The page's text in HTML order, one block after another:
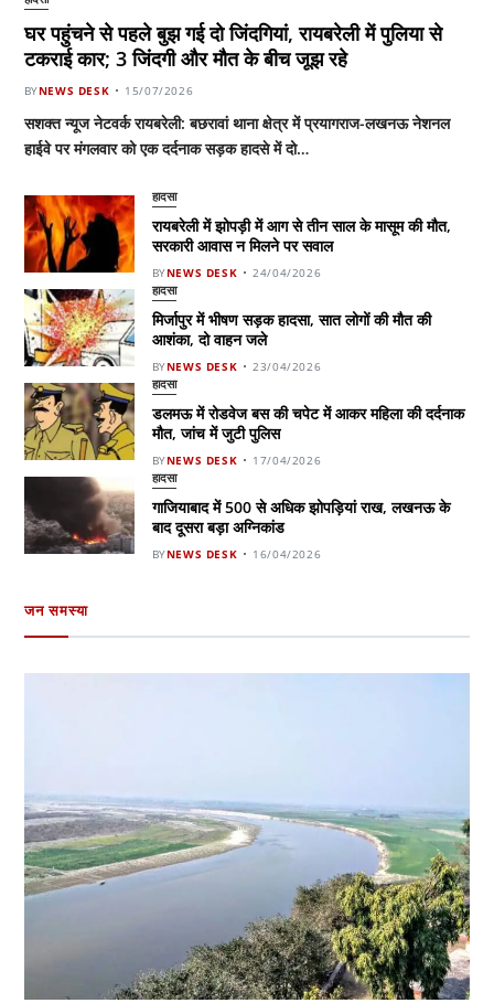
घर पहुंचने से पहले बुझ गई दो जिंदगियां, रायबरेली में पुलिया से
टकराई कार; 3 जिंदगी और मौत के बीच जूझ रहे
BYNEWS DESK 15/07/2026
सशक्त न्यूज नेटवर्क रायबरेली: बछरावां थाना क्षेत्र में प्रयागराज-लखनऊ नेशनल
हाईवे पर मंगलवार को एक दर्दनाक सड़क हादसे में दो…
हादसा
रायबरेली में झोपड़ी में आग से तीन साल के मासूम की मौत,
सरकारी आवास न मिलने पर सवाल
BYNEWS DESK 24/04/2026
हादसा
मिर्जापुर में भीषण सड़क हादसा, सात लोगों की मौत की
आशंका, दो वाहन जले
BYNEWS DESK 23/04/2026
हादसा
डलमऊ में रोडवेज बस की चपेट में आकर महिला की दर्दनाक
मौत, जांच में जुटी पुलिस
BYNEWS DESK 17/04/2026
हादसा
गाजियाबाद में 500 से अधिक झोपड़ियां राख, लखनऊ के
बाद दूसरा बड़ा अग्निकांड
BYNEWS DESK 16/04/2026
जन समस्या